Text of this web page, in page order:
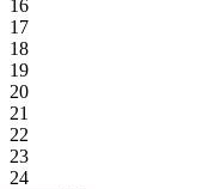
16
17
18
19
20
21
22
23
24